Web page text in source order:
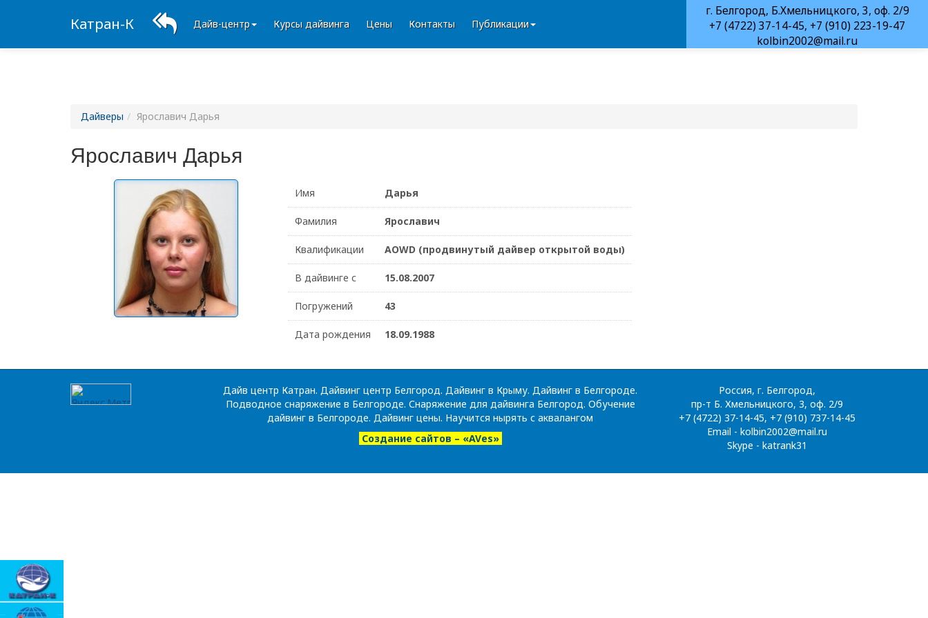
Катран-К Дайв-центр Курсы дайвинга Цены Контакты Публикации
г. Белгород, Б.Хмельницкого, 3, оф. 2/9
+7 (4722) 37-14-45, +7 (910) 223-19-47
kolbin2002@mail.ru
Дайверы Ярославич Дарья
Ярославич Дарья
Имя Дарья
Фамилия Ярославич
Квалификации AOWD (продвинутый дайвер открытой воды)
В дайвинге с 15.08.2007
Погружений 43
Дата рождения 18.09.1988
Дайв центр Катран. Дайвинг центр Белгород. Дайвинг в Крыму. Дайвинг в Белгороде.
Подводное снаряжение в Белгороде. Снаряжение для дайвинга Белгород. Обучение
дайвинг в Белгороде. Дайвинг цены. Научится нырять с аквалангом
Создание сайтов – «AVes»
Россия, г. Белгород,
пр-т Б. Хмельницкого, 3, оф. 2/9
+7 (4722) 37-14-45, +7 (910) 737-14-45
Email - kolbin2002@mail.ru
Skype - katrank31